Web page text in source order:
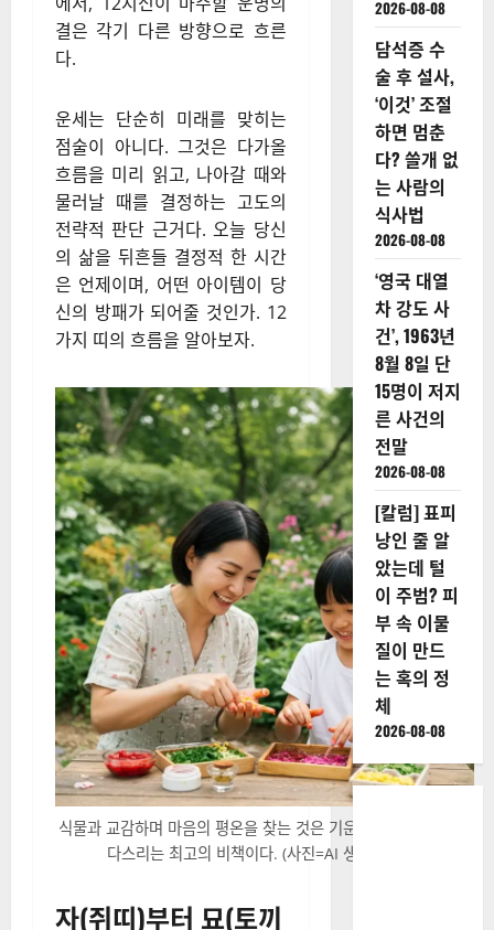
결은 각기 다른 방향으로 흐른
다.
운세는 단순히 미래를 맞히는
점술이 아니다. 그것은 다가올
흐름을 미리 읽고, 나아갈 때와
물러날 때를 결정하는 고도의
전략적 판단 근거다. 오늘 당신
의 삶을 뒤흔들 결정적 한 시간
은 언제이며, 어떤 아이템이 당
신의 방패가 되어줄 것인가. 12
가지 띠의 흐름을 알아보자.
식물과 교감하며 마음의 평온을 찾는 것은 기운이 강한 날에 운을
다스리는 최고의 비책이다. (사진=AI 생성 이미지)
자(쥐띠)부터 묘(토끼
2026-08-08
담석증 수
술 후 설사,
‘이것’ 조절
하면 멈춘
다? 쓸개 없
는 사람의
식사법
2026-08-08
‘영국 대열
차 강도 사
건’, 1963년
8월 8일 단
15명이 저지
른 사건의
전말
2026-08-08
[칼럼] 표피
낭인 줄 알
았는데 털
이 주범? 피
부 속 이물
질이 만드
는 혹의 정
체
2026-08-08